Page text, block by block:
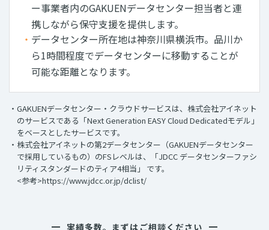
ー事業者内のGAKUENデータセンター担当者と連
携しながら保守⽀援を提供します。
データセンター所在地は神奈川県横浜市。品川か
ら1時間程度でデータセンターに移動することが
可能な距離となります。
GAKUENデータセンター・クラウドサービスは、株式会社アイネット
のサービスである「Next Generation EASY Cloud Dedicatedモデル」
をベースとしたサービスです。
株式会社アイネットの第2データセンター（GAKUENデータセンター
で採用しているもの）のFSレベルは、「JDCC データセンターファシ
リティスタンダードのティア4相当」 です。
<参考>https://www.jdcc.or.jp/dclist/
実績多数。まずはご相談ください